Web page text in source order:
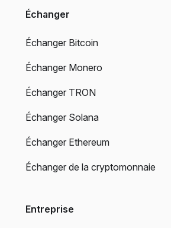
Échanger
Échanger Bitcoin
Échanger Monero
Échanger TRON
Échanger Solana
Échanger Ethereum
Échanger de la cryptomonnaie
Entreprise